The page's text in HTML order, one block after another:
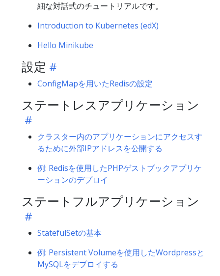
細な対話式のチュートリアルです。
Introduction to Kubernetes (edX)
Hello Minikube
設定
ConfigMapを用いたRedisの設定
ステートレスアプリケーション
クラスター内のアプリケーションにアクセスす
るために外部IPアドレスを公開する
例: Redisを使用したPHPゲストブックアプリケ
ーションのデプロイ
ステートフルアプリケーション
StatefulSetの基本
例: Persistent Volumeを使用したWordpressと
MySQLをデプロイする